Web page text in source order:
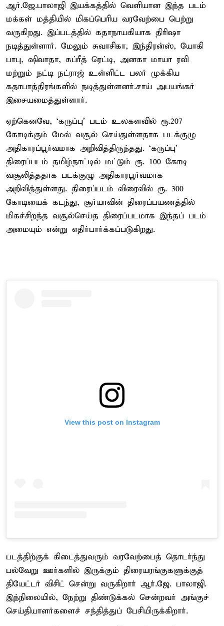
ஆர்.ஜே.பாலாஜி இயக்கத்தில் வெளியான இந்த படம்
மக்கள் மத்தியில் மிகப்பெரிய வரவேற்பை பெற்று
வருகிறது. இப்படத்தில் கதாநாயகியாக திரிஷா
நடித்துள்ளார். மேலும் சுவாசிகா, இந்திரன்ஸ், யோகி
பாபு, ஷிவாதா, சுப்ரீத் ரெட்டி, அனகா மாயா ரவி
மற்றும் நட்டி நட்ராஜ் உள்ளிட்ட பலர் முக்கிய
கதாபாத்திரங்களில் நடித்துள்ளனர்.சாய் அபயங்கர்
இசையமைத்துள்ளார்.
ஏற்கெனவே, ‘கருப்பு’ படம் உலகளவில் ரூ.207
கோடிக்கும் மேல் வசூல் செய்துள்ளதாக படக்குழு
அதிகாரப்பூர்வமாக அறிவித்திருந்தது. ‘கருப்பு’
திரைப்படம் தமிழ்நாட்டில் மட்டும் ரூ. 100 கோடி
வசூலித்ததாக படக்குழு அதிகாரபூர்வமாக
அறிவித்துள்ளது. திரைப்படம் விரைவில் ரூ. 300
கோடியைக் கடந்து, சூர்யாவின் திரைப்பயணத்தில்
மிகச்சிறந்த வசூல்செய்த திரைப்படமாக இந்தப் படம்
அமையும் என்று எதிர்பார்க்கப்படுகிறது.
View this post on Instagram
படத்திற்குக் கிடைத்துவரும் வரவேற்பைத் தொடர்ந்து
பல்வேறு ஊர்களில் இருக்கும் திரையரங்குகளுக்குத்
தியேட்டர் விசிட் சென்று வருகிறார் ஆர்.ஜே. பாலாஜி.
இந்நிலையில், நேற்று திண்டுக்கல் சென்றவர் அங்குச்
செய்தியாளர்களைச் சந்தித்துப் பேசியிருக்கிறார்.